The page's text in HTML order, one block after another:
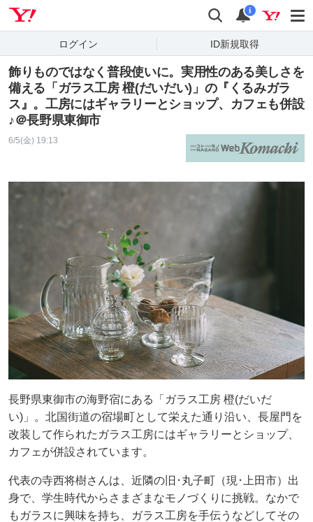
検索 通知
i
ログイン ID新規取得
飾りものではなく普段使いに。実用性のある美しさを
備える「ガラス工房 橙(だいだい)」の『くるみガラ
ス』。工房にはギャラリーとショップ、カフェも併設
♪＠長野県東御市
6/5(金) 19:13
長野県東御市の海野宿にある「ガラス工房 橙(だいだ
い)」。北国街道の宿場町として栄えた通り沿い、長屋門を
改装して作られたガラス工房にはギャラリーとショップ、
カフェが併設されています。
代表の寺西将樹さんは、近隣の旧･丸子町（現･上田市）出
身で、学生時代からさまざまなモノづくりに挑戦。なかで
もガラスに興味を持ち、ガラス工房を手伝うなどしてその